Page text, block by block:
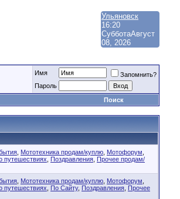
Ульяновск
16:20
СубботаАвгуст
08, 2026
Имя
Запомнить?
Пароль
Поиск
Мототехника продам/куплю Мотофорум
путешествиях Поздравления Прочее продам/
Мототехника продам/куплю Мотофорум
путешествиях По Сайту, Поздравления Прочее